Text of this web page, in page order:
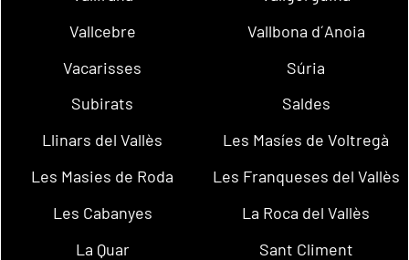
Vallcebre
Vallbona d´Anoia
Vacarisses
Súria
Subirats
Saldes
Llinars del Vallès
Les Masíes de Voltregà
Les Masies de Roda
Les Franqueses del Vallès
Les Cabanyes
La Roca del Vallès
La Quar
Sant Climent